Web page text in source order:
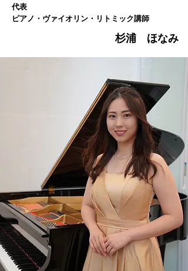
​代表
ピアノ・ヴァイオリン・リトミック講師
​杉浦 ほなみ